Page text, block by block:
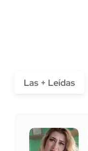
Las + Leídas